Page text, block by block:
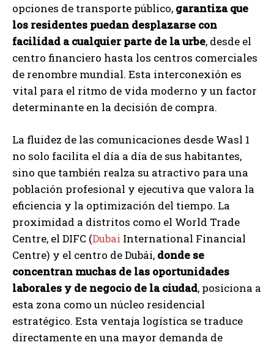
opciones de transporte público, garantiza que
los residentes puedan desplazarse con
facilidad a cualquier parte de la urbe, desde el
centro financiero hasta los centros comerciales
de renombre mundial. Esta interconexión es
vital para el ritmo de vida moderno y un factor
determinante en la decisión de compra.
La fluidez de las comunicaciones desde Wasl 1
no solo facilita el día a día de sus habitantes,
sino que también realza su atractivo para una
población profesional y ejecutiva que valora la
eficiencia y la optimización del tiempo. La
proximidad a distritos como el World Trade
Centre, el DIFC (Dubai International Financial
Centre) y el centro de Dubái, donde se
concentran muchas de las oportunidades
laborales y de negocio de la ciudad, posiciona a
esta zona como un núcleo residencial
estratégico. Esta ventaja logística se traduce
directamente en una mayor demanda de